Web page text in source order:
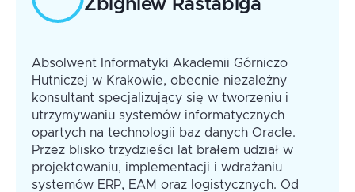
transakcyjne
Zbigniew Rastabiga
Absolwent Informatyki Akademii Górniczo
Hutniczej w Krakowie, obecnie niezależny
konsultant specjalizujący się w tworzeniu i
utrzymywaniu systemów informatycznych
opartych na technologii baz danych Oracle.
Przez blisko trzydzieści lat brałem udział w
projektowaniu, implementacji i wdrażaniu
systemów ERP, EAM oraz logistycznych. Od